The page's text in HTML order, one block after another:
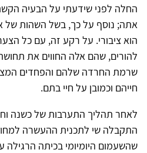
החלה לפני שידעתי על הבעיה
אתה; נוסף על כך, בשל השהות של
הוא ציבורי. על רקע זה, עם כל
להורים, שהם אלה החווים את
שרמת החרדה שלהם והפחדים
חייהם וכמובן על חיי בתם.
לאחר תהליך התערבות של כשנה
התקבלה שי לתכנית ההעשרה
שהשעמום היומיומי בכיתה הרגילה